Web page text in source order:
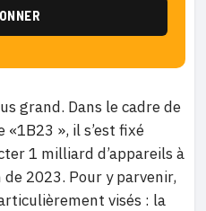
grand. Dans le cadre de
», il s’est fixé
1 milliard d’appareils à
de 2023. Pour y parvenir,
visés : la